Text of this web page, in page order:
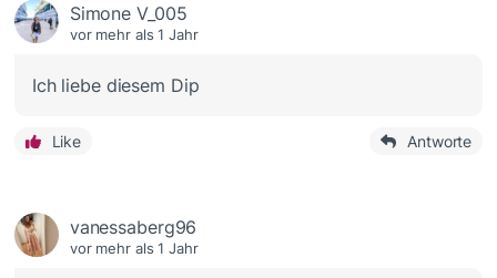
Simone V_005
vor mehr als 1 Jahr
Ich liebe diesem Dip
Like Antworte
vanessaberg96
vor mehr als 1 Jahr